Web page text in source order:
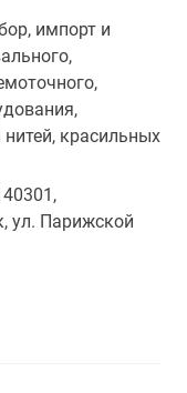
импорт и
нитей, красильных
ул. Парижской